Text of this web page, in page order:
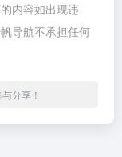
内容如出现违
导航不承担任何
分享！